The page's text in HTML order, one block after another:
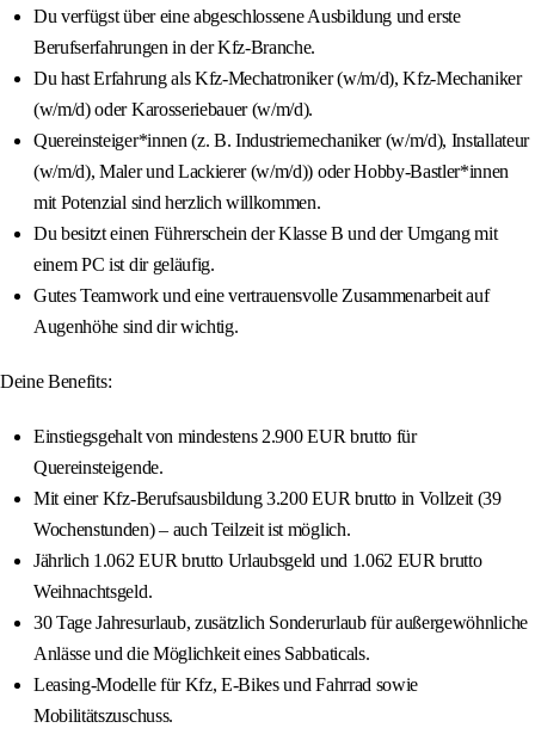
Du verfügst über eine abgeschlossene Ausbildung und erste
Berufserfahrungen in der Kfz-Branche.
Du hast Erfahrung als Kfz-Mechatroniker (w/m/d), Kfz-Mechaniker
(w/m/d) oder Karosseriebauer (w/m/d).
Quereinsteiger*innen (z. B. Industriemechaniker (w/m/d), Installateur
(w/m/d), Maler und Lackierer (w/m/d)) oder Hobby-Bastler*innen
mit Potenzial sind herzlich willkommen.
Du besitzt einen Führerschein der Klasse B und der Umgang mit
einem PC ist dir geläufig.
Gutes Teamwork und eine vertrauensvolle Zusammenarbeit auf
Augenhöhe sind dir wichtig.
Deine Benefits:
Einstiegsgehalt von mindestens 2.900 EUR brutto für
Quereinsteigende.
Mit einer Kfz-Berufsausbildung 3.200 EUR brutto in Vollzeit (39
Wochenstunden) – auch Teilzeit ist möglich.
Jährlich 1.062 EUR brutto Urlaubsgeld und 1.062 EUR brutto
Weihnachtsgeld.
30 Tage Jahresurlaub, zusätzlich Sonderurlaub für außergewöhnliche
Anlässe und die Möglichkeit eines Sabbaticals.
Leasing-Modelle für Kfz, E-Bikes und Fahrrad sowie
Mobilitätszuschuss.